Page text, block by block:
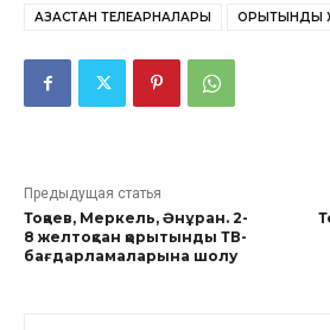
ҚАЗАҚСТАН ТЕЛЕАРНАЛАРЫ ҚОРЫТЫНДЫ
Предыдущая статья
Тоқаев, Меркель, Әнұран. 2-
8 желтоқсан қорытынды ТВ-
бағдарламаларына шолу